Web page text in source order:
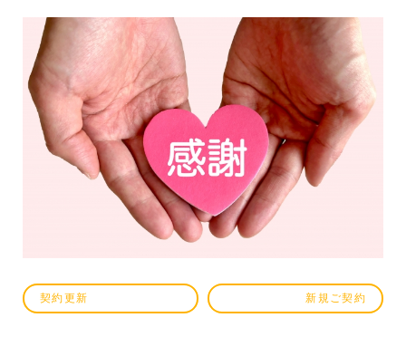
契約更新 新規ご契約